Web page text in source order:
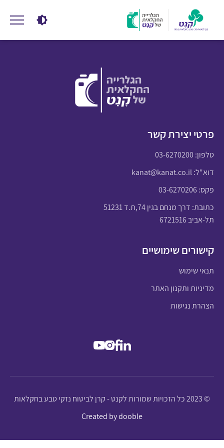
פרטי יצירת קשר
טלפון:03-6270200
דוא"ל:kanat@kanat.co.il
פקס: 03-6270206
כתובת: דרך מנחם בגין 74,ת.ד 51231
תל-אביב 6721516
קישורים שימושיים
תנאי שימוש
מדיניות ותקנון האתר
הצהרת נגישות
© 2023 כל הזכויות שמורות לקנט - קרן לביטוח נזקי טבע בחקלאות
Created by dooble